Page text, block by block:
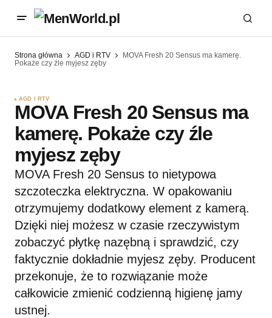
Strona główna AGD i RTV
MOVA Fresh 20 Sensus ma kamerę.
Pokaże czy źle myjesz zęby
AGD I RTV
MOVA Fresh 20 Sensus ma
kamerę. Pokaże czy źle
myjesz zęby
MOVA Fresh 20 Sensus to nietypowa
szczoteczka elektryczna. W opakowaniu
otrzymujemy dodatkowy element z kamerą.
Dzięki niej możesz w czasie rzeczywistym
zobaczyć płytkę nazębną i sprawdzić, czy
faktycznie dokładnie myjesz zęby. Producent
przekonuje, że to rozwiązanie może
całkowicie zmienić codzienną higienę jamy
ustnej.